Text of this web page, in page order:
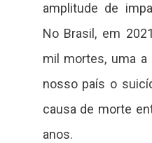
amplitude de
No Brasil, em
mil mortes, uma
nosso país o
causa de morte
anos.